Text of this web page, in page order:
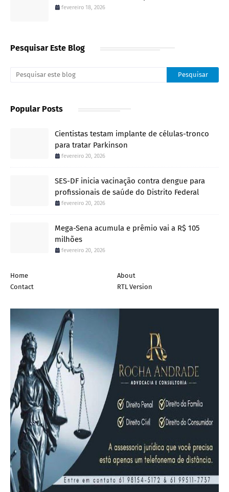
fevereiro 18, 2026
Pesquisar Este Blog
Popular Posts
Cientistas testam implante de células-tronco
para tratar Parkinson
fevereiro 20, 2026
SES-DF inicia vacinação contra dengue para
profissionais de saúde do Distrito Federal
fevereiro 20, 2026
Mega-Sena acumula e prêmio vai a R$ 105
milhões
fevereiro 20, 2026
Home
About
Contact
RTL Version